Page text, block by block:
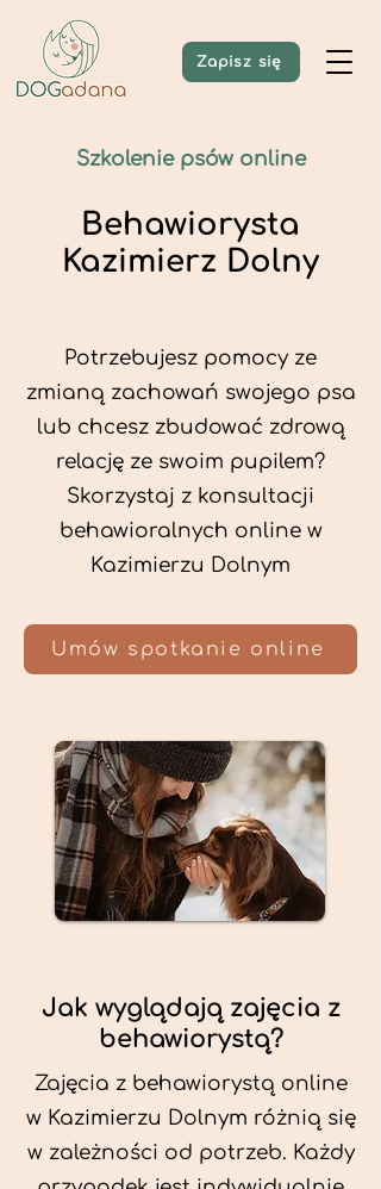
Zapisz się
Szkolenie psów online
Behawiorysta
Kazimierz Dolny
Potrzebujesz pomocy ze
zmianą zachowań swojego psa
lub chcesz zbudować zdrową
relację ze swoim pupilem?
Skorzystaj z konsultacji
behawioralnych online w
Kazimierzu Dolnym
Umów spotkanie online
Jak wyglądają zajęcia z
behawiorystą?
Zajęcia z behawiorystą online
w Kazimierzu Dolnym różnią się
w zależności od potrzeb. Każdy